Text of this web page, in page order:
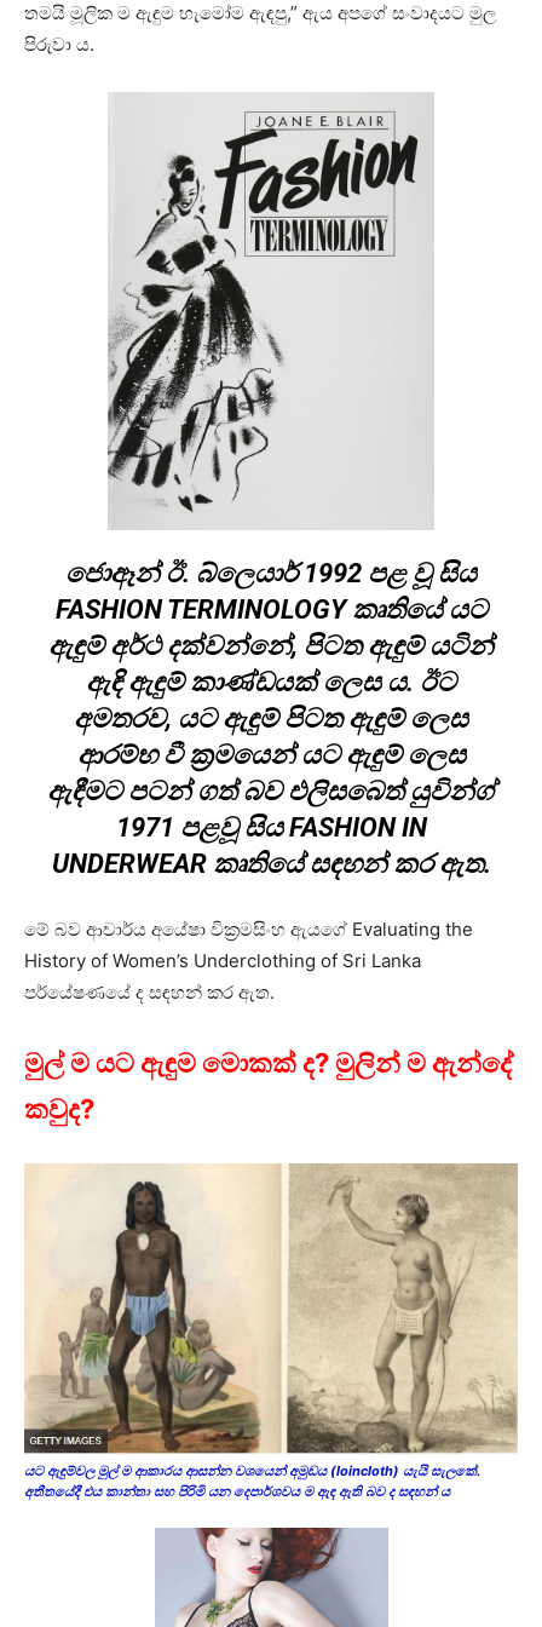
තමයි මූලික ම ඇඳුම හැමෝම ඇඳපු,” ඇය අපගේ සංවාදයට මුල
පිරුවා ය.
ජොඈන් ඊ. බ්ලෙයාර් 1992 පළ වූ සිය
FASHION TERMINOLOGY කෘතියේ යට
ඇඳුම් අර්ථ දක්වන්නේ, පිටත ඇඳුම් යටින්
ඇඳි ඇඳුම් කාණ්ඩයක් ලෙස ය. ඊට
අමතරව, යට ඇඳුම් පිටත ඇඳුම් ලෙස
ආරම්භ වී ක්‍රමයෙන් යට ඇඳුම් ලෙස
ඇඳීමට පටන් ගත් බව එලිසබෙත් යුවින්ග්
1971 පළවූ සිය FASHION IN
UNDERWEAR කෘතියේ සඳහන් කර ඇත.
මේ බව ආචාර්ය අයේෂා වික්‍රමසිංහ ඇයගේ Evaluating the
History of Women’s Underclothing of Sri Lanka
පර්යේෂණයේ ද සඳහන් කර ඇත.
මුල් ම යට ඇඳුම මොකක් ද? මුලින් ම ඇන්දේ
කවුද?
යට ඇඳුම්වල මුල් ම ආකාරය ආසන්න වශයෙන් අමුඩය (loincloth) යැයි සැලකේ.
අතීතයේදී එය කාන්තා සහ පිරිමි යන දෙපාර්ශවය ම ඇඳ ඇති බව ද සඳහන් ය